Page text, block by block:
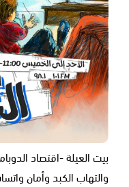
بيت العيلة -اقتصاد
والتهاب الكبد وأمان واتساب